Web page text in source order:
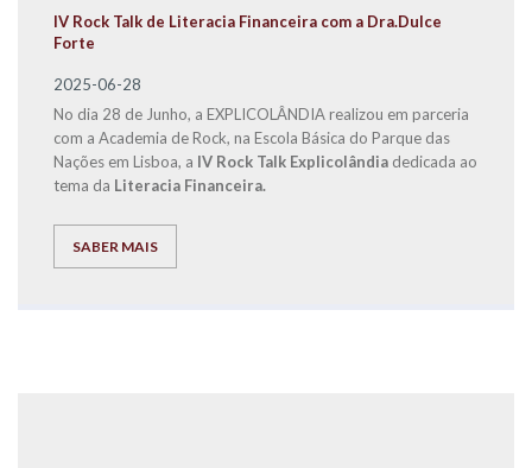
IV Rock Talk de Literacia Financeira com a Dra.Dulce
Forte
2025-06-28
No dia 28 de Junho, a EXPLICOLÂNDIA realizou em parceria
com a Academia de Rock, na Escola Básica do Parque das
Nações em Lisboa, a IV Rock Talk Explicolândia dedicada ao
tema da Literacia Financeira.
SABER MAIS